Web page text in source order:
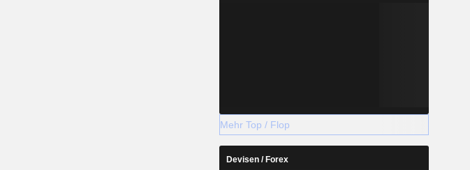
Mehr Top / Flop
Devisen / Forex